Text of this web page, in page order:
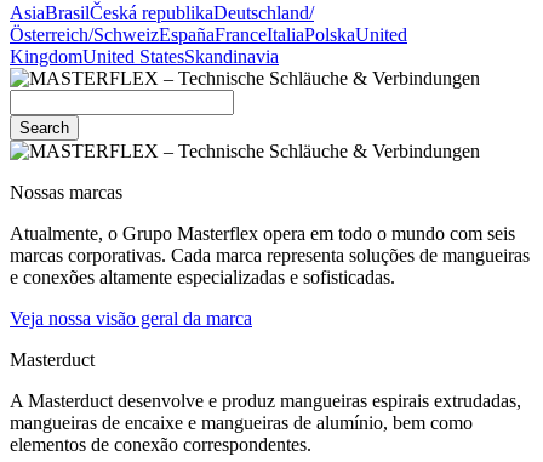
AsiaBrasilČeská republikaDeutschland/
Österreich/SchweizEspañaFranceItaliaPolskaUnited
KingdomUnited StatesSkandinavia
Search
Nossas marcas
Atualmente, o Grupo Masterflex opera em todo o mundo com seis
marcas corporativas. Cada marca representa soluções de mangueiras
e conexões altamente especializadas e sofisticadas.
Veja nossa visão geral da marca
Masterduct
A Masterduct desenvolve e produz mangueiras espirais extrudadas,
mangueiras de encaixe e mangueiras de alumínio, bem como
elementos de conexão correspondentes.